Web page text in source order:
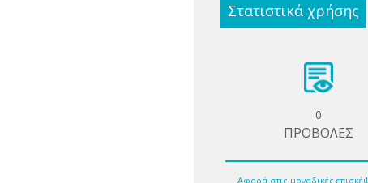
Στατιστικά χρήσης
0
ΠΡΟΒΟΛΕΣ